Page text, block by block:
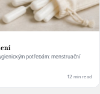
potřebám: menstruační
12 min read